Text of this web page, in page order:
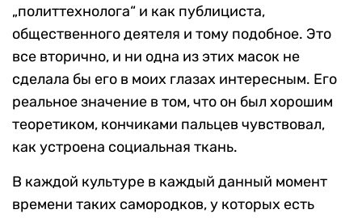
приехать на похороны, он также как и Игрунов
отметил уникальность Павловского, как
мыслителя:
«Глеба представляют в основном как
„политтехнолога“ и как публициста,
общественного деятеля и тому подобное. Это
все вторично, и ни одна из этих масок не
сделала бы его в моих глазах интересным. Его
реальное значение в том, что он был хорошим